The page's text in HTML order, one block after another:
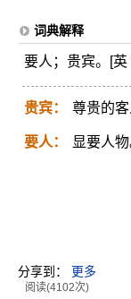
词典解释
要人；贵宾。[英
贵宾： 尊贵的客
要人： 显要人物
分享到： 更多
阅读(4102次)